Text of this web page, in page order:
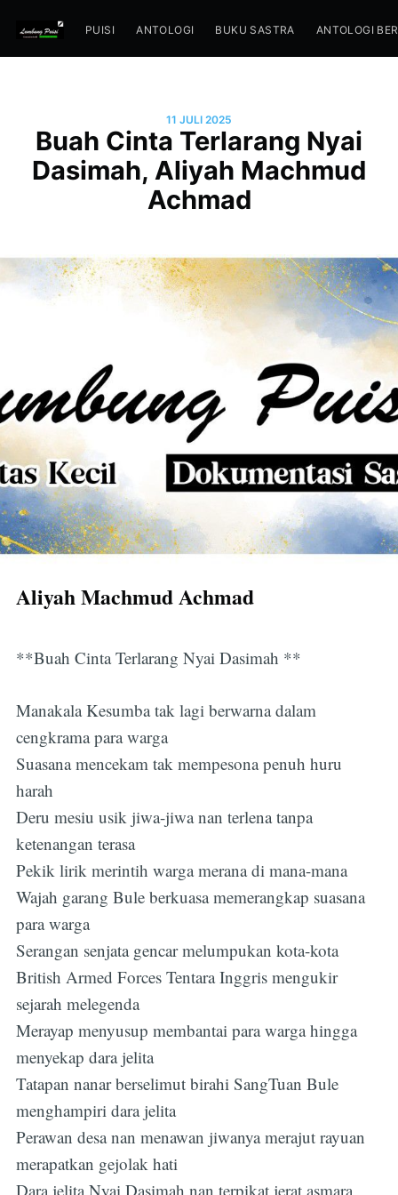
PUISI ANTOLOGI BUKU SASTRA ANTOLOGI
11 JULI 2025
Buah Cinta Terlarang Nyai
Dasimah, Aliyah Machmud
Achmad
Aliyah Machmud Achmad
**Buah Cinta Terlarang Nyai Dasimah **
Manakala Kesumba tak lagi berwarna dalam
cengkrama para warga
Suasana mencekam tak mempesona penuh huru
harah
Deru mesiu usik jiwa-jiwa nan terlena tanpa
ketenangan terasa
Pekik lirik merintih warga merana di mana-mana
Wajah garang Bule berkuasa memerangkap suasana
para warga
Serangan senjata gencar melumpukan kota-kota
British Armed Forces Tentara Inggris mengukir
sejarah melegenda
Merayap menyusup membantai para warga hingga
menyekap dara jelita
Tatapan nanar berselimut birahi SangTuan Bule
menghampiri dara jelita
Perawan desa nan menawan jiwanya merajut rayuan
merapatkan gejolak hati
Dara jelita Nyai Dasimah nan terpikat jerat asmara